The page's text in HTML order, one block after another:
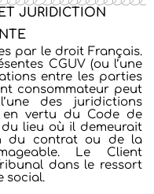
JURIDICTION
par le droit Français.
CGUV (ou l’une
entre les parties
consommateur peut
des juridictions
en vertu du Code de
lieu où il demeurait
du contrat ou de la
Le Client
dans le ressort
social.